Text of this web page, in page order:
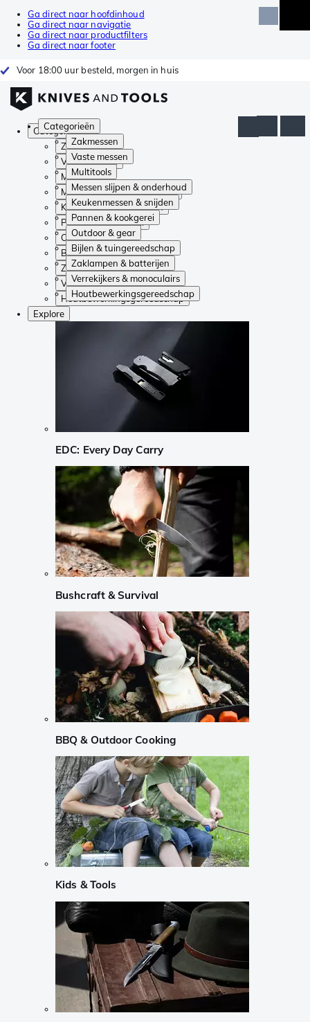
Ga direct naar hoofdinhoud
Ga direct naar navigatie
Ga direct naar productfilters
Ga direct naar footer
Voor 18:00 uur besteld, morgen in huis
Categorieën
Zakmessen
Vaste messen
Multitools
Messen slijpen & onderhoud
Keukenmessen & snijden
Pannen & kookgerei
Outdoor & gear
Bijlen & tuingereedschap
Zaklampen & batterijen
Verrekijkers & monoculairs
Houtbewerkingsgereedschap
Categorieën
Zakmessen
Vaste messen
Multitools
Messen slijpen & onderhoud
Keukenmessen & snijden
Pannen & kookgerei
Outdoor & gear
Bijlen & tuingereedschap
Zaklampen & batterijen
Verrekijkers & monoculairs
Houtbewerkingsgereedschap
Explore
EDC: Every Day Carry
Bushcraft & Survival
BBQ & Outdoor Cooking
Kids & Tools